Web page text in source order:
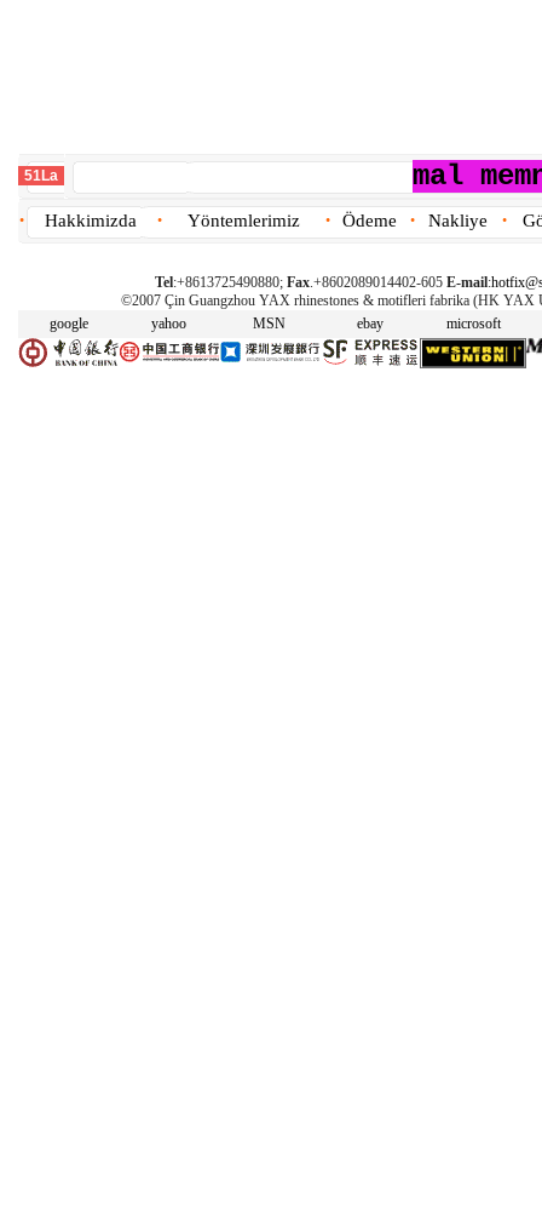
51La mal
• Hakkimizda • Yöntemlerimiz • Ödeme • Nakliye •
Tel:+8613725490880; Fax.+8602089014402-605 E-mail:
©2007 Çin Guangzhou YAX rhinestones & motifleri fabrika (HK
google
yahoo MSN ebay microsoft